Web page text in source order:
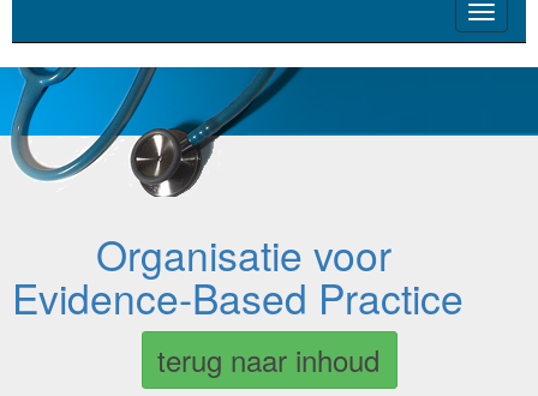
Toggle
Organisatie voor
Evidence-Based Practice
terug naar inhoud